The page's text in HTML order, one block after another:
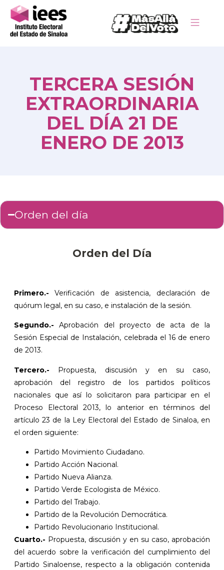
TERCERA SESIÓN
EXTRAORDINARIA
DEL DÍA 21 DE
ENERO DE 2013
Orden del día
Orden del Día
Primero.- Verificación de asistencia, declaración de
quórum legal, en su caso, e instalación de la sesión.
Segundo.- Aprobación del proyecto de acta de la
Sesión Especial de Instalación, celebrada el 16 de enero
de 2013.
Tercero.- Propuesta, discusión y en su caso,
aprobación del registro de los partidos políticos
nacionales que así lo solicitaron para participar en el
Proceso Electoral 2013, lo anterior en términos del
artículo 23 de la Ley Electoral del Estado de Sinaloa, en
el orden siguiente:
Partido Movimiento Ciudadano.
Partido Acción Nacional.
Partido Nueva Alianza.
Partido Verde Ecologista de México.
Partido del Trabajo.
Partido de la Revolución Democrática.
Partido Revolucionario Institucional.
Cuarto.- Propuesta, discusión y en su caso, aprobación
del acuerdo sobre la verificación del cumplimiento del
Partido Sinaloense, respecto a la obligación contenida